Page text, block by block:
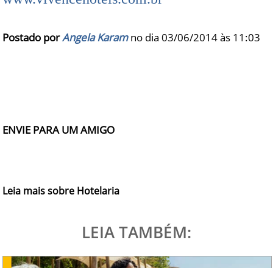
Postado porAngela Karamno dia 03/06/2014 às 11:03
ENVIE PARA UM AMIGO
Leia mais sobre Hotelaria
LEIA TAMBÉM: